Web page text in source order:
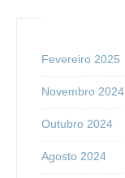
Fevereiro 2025
Novembro 2024
Outubro 2024
Agosto 2024